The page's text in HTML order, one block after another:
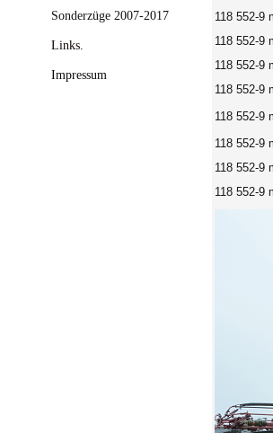
Sonderzüge 2007-2017
Links.
Impressum
118 552-9
118 552-9
118 552-9
118 552-9
118 552-9
118 552-9
118 552-9
118 552-9